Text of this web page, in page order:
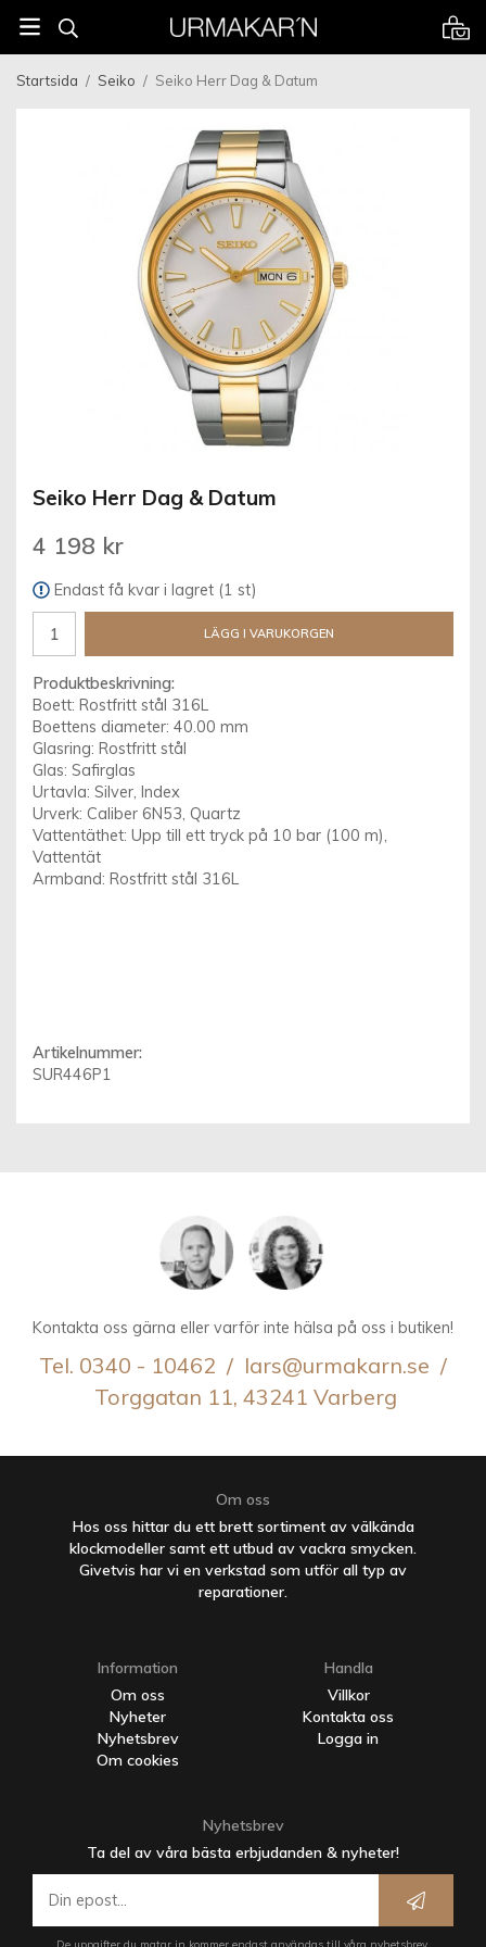
Startsida / Seiko / Seiko Herr Dag & Datum
Seiko Herr Dag & Datum
4 198 kr
Endast få kvar i lagret (1 st)
LÄGG I VARUKORGEN
Produktbeskrivning:
Boett: Rostfritt stål 316L
Boettens diameter: 40.00 mm
Glasring: Rostfritt stål
Glas: Safirglas
Urtavla: Silver, Index
Urverk: Caliber 6N53, Quartz
Vattentäthet: Upp till ett tryck på 10 bar (100 m),
Vattentät
Armband: Rostfritt stål 316L
Artikelnummer:
SUR446P1
Kontakta oss gärna eller varför inte hälsa på oss i butiken!
Tel. 0340 - 10462 / lars@urmakarn.se /
Torggatan 11, 43241 Varberg
Om oss
Hos oss hittar du ett brett sortiment av välkända
klockmodeller samt ett utbud av vackra smycken.
Givetvis har vi en verkstad som utför all typ av
reparationer.
Information
Om oss
Nyheter
Nyhetsbrev
Om cookies
Handla
Villkor
Kontakta oss
Logga in
Nyhetsbrev
Ta del av våra bästa erbjudanden & nyheter!